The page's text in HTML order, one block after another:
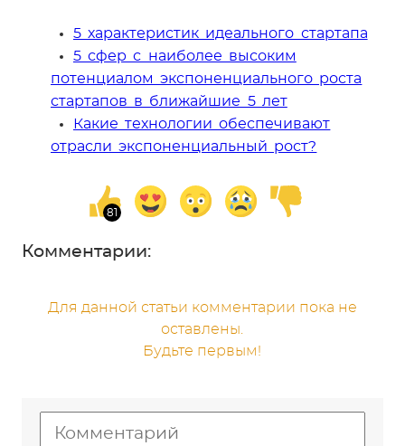
5 характеристик идеального стартапа
5 сфер с наиболее высоким
потенциалом экспоненциального роста
стартапов в ближайшие 5 лет
Какие технологии обеспечивают
отрасли экспоненциальный рост?
Комментарии:
Для данной статьи комментарии пока не
оставлены.
Будьте первым!